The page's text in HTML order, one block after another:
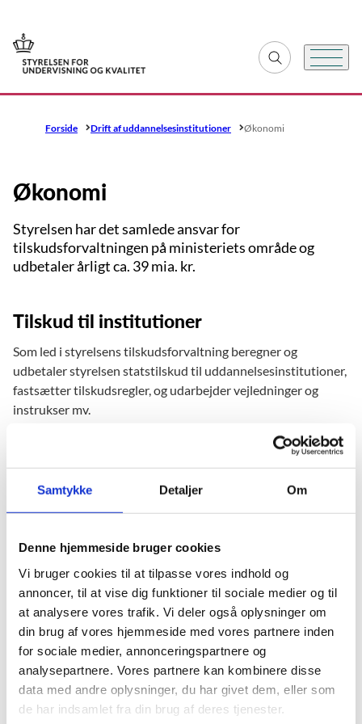
Samtykke Detaljer Om
Denne hjemmeside bruger cookies
Vi bruger cookies til at tilpasse vores indhold og
annoncer, til at vise dig funktioner til sociale medier og til
at analysere vores trafik. Vi deler også oplysninger om
din brug af vores hjemmeside med vores partnere inden
for sociale medier, annonceringspartnere og
analysepartnere. Vores partnere kan kombinere disse
data med andre oplysninger, du har givet dem, eller som
de har indsamlet fra din brug af deres tjenester.
Gå til forsiden Fold søgefelt ud
Menu
Forside Drift af uddannelsesinstitutioner Økonomi
Økonomi
Styrelsen har det samlede ansvar for
tilskudsforvaltningen på ministeriets område og
udbetaler årligt ca. 39 mia. kr.
Tilskud til institutioner
Som led i styrelsens tilskudsforvaltning beregner og
udbetaler styrelsen statstilskud til uddannelsesinstitutioner,
fastsætter tilskudsregler, og udarbejder vejledninger og
instrukser mv.
Hjælpepakker som følge af COVID-19
Vejledning opgørelse af tabt indtægt faldende elevtal
2020/21 (docx)
Ledelseserklæring tabt indtægt elev tal 2020/21 (docx)
Momskompensation
Gennem momskompensationsordningen kan en række
selvejende institutioner på Undervisningsministers og